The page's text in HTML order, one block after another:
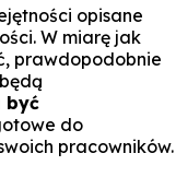
opisane
W miarę jak
prawdopodobnie
być
do
pracowników.